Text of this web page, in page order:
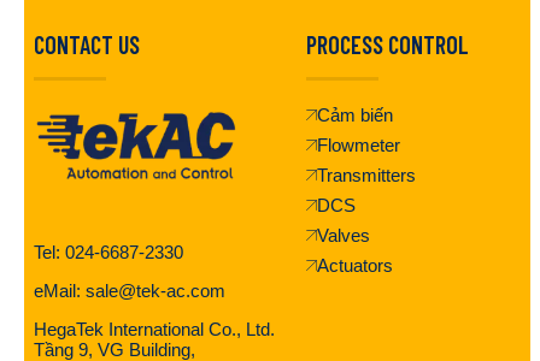
CONTACT US
Tel: 024-6687-2330
eMail: sale@tek-ac.com
HegaTek International Co., Ltd.
Tầng 9, VG Building,
PROCESS CONTROL
Cảm biến
Flowmeter
Transmitters
DCS
Valves
Actuators